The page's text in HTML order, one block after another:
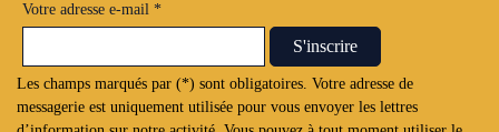
Votre adresse e-mail *
Les champs marqués par (*) sont obligatoires. Votre adresse de
messagerie est uniquement utilisée pour vous envoyer les lettres